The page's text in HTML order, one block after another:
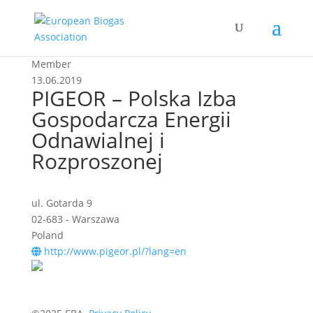
Member
13.06.2019
PIGEOR – Polska Izba
Gospodarcza Energii
Odnawialnej i
Rozproszonej
ul. Gotarda 9
02-683 - Warszawa
Poland
http://www.pigeor.pl/?lang=en